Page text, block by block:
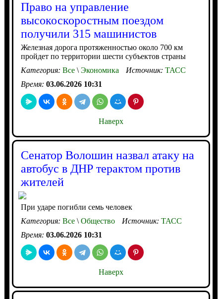
Право на управление
высокоскоростным поездом
получили 315 машинистов
Железная дорога протяженностью около 700 км
пройдет по территории шести субъектов страны
Категория: Все\Экономика Источник: ТАСС
Время: 03.06.2026 10:31
Наверх
Сенатор Волошин назвал атаку на
автобус в ДНР терактом против
жителей
При ударе погибли семь человек
Категория: Все\Общество Источник: ТАСС
Время: 03.06.2026 10:31
Наверх